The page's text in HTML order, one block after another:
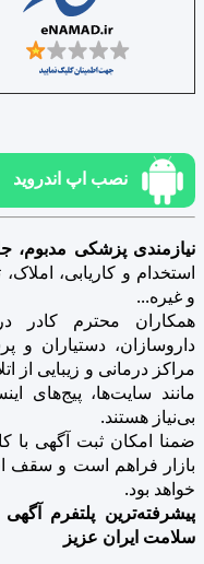
نصب اپ اندروید
نیازمندی پزشکی مدبوم،
استخدام و کاریابی،
و غیره...
همکاران محترم کادر
داروسازان، دستیاران و
مراکز درمانی و زیبایی از
مانند سایت‌ها، پیج‌های
بی‌نیاز هستند.
ضمنا امکان ثبت آگهی با
خواهد بود.
پیشرفته‌ترین پلتفرم
سلامت ایران عزیز